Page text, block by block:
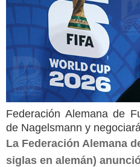
Federación Alemana de
de Nagelsmann y
La Federación Alemana
siglas en alemán)